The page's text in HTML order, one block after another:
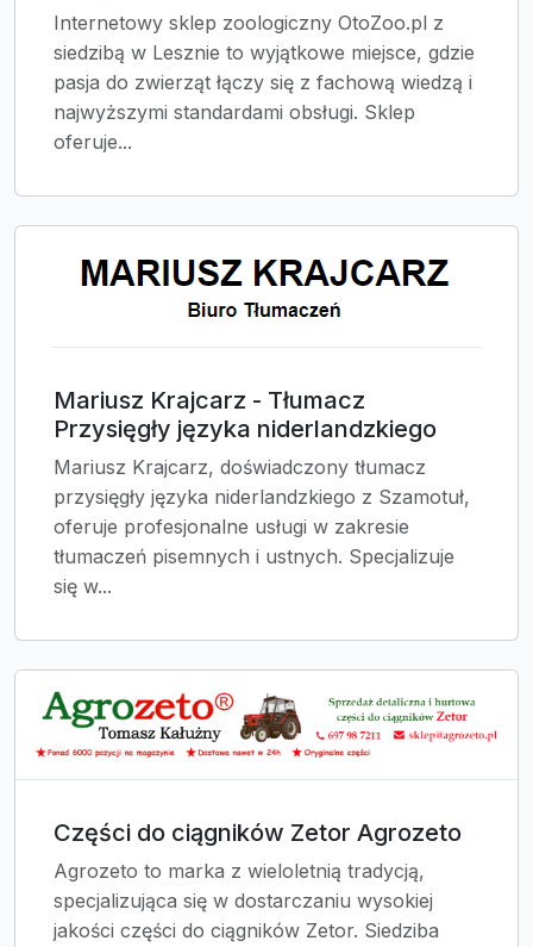
Internetowy sklep zoologiczny OtoZoo.pl z
siedzibą w Lesznie to wyjątkowe miejsce, gdzie
pasja do zwierząt łączy się z fachową wiedzą i
najwyższymi standardami obsługi. Sklep
oferuje...
Mariusz Krajcarz - Tłumacz
Przysięgły języka niderlandzkiego
Mariusz Krajcarz, doświadczony tłumacz
przysięgły języka niderlandzkiego z Szamotuł,
oferuje profesjonalne usługi w zakresie
tłumaczeń pisemnych i ustnych. Specjalizuje
się w...
Części do ciągników Zetor Agrozeto
Agrozeto to marka z wieloletnią tradycją,
specjalizująca się w dostarczaniu wysokiej
jakości części do ciągników Zetor. Siedziba